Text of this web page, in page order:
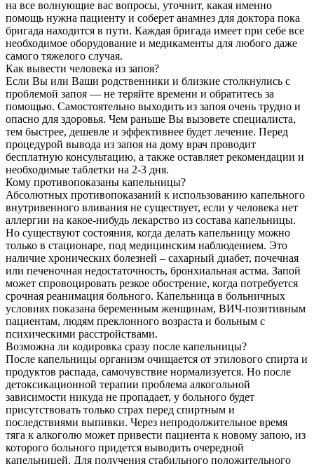
на все волнующие вас вопросы, уточнит, какая именно
помощь нужна пациенту и соберет анамнез для доктора пока
бригада находится в пути. Каждая бригада имеет при себе все
необходимое оборудование и медикаменты для любого даже
самого тяжелого случая.
Как вывести человека из запоя?
Если Вы или Ваши родственники и близкие столкнулись с
проблемой запоя — не теряйте времени и обратитесь за
помощью. Самостоятельно выходить из запоя очень трудно и
опасно для здоровья. Чем раньше Вы вызовете специалиста,
тем быстрее, дешевле и эффективнее будет лечение. Перед
процедурой вывода из запоя на дому врач проводит
бесплатную консультацию, а также оставляет рекомендации и
необходимые таблетки на 2-3 дня.
Кому противопоказаны капельницы?
Абсолютных противопоказаний к использованию капельного
внутривенного вливания не существует, если у человека нет
аллергии на какое-нибудь лекарство из состава капельницы.
Но существуют состояния, когда делать капельницу можно
только в стационаре, под медицинским наблюдением. Это
наличие хронических болезней – сахарный диабет, почечная
или печеночная недостаточность, бронхиальная астма. Запой
может спровоцировать резкое обострение, когда потребуется
срочная реанимация больного. Капельница в больничных
условиях показана беременным женщинам, ВИЧ-позитивным
пациентам, людям преклонного возраста и больным с
психическими расстройствами.
Возможна ли кодировка сразу после капельницы?
После капельницы организм очищается от этилового спирта и
продуктов распада, самочувствие нормализуется. Но после
детоксикационной терапии проблема алкогольной
зависимости никуда не пропадает, у больного будет
присутствовать только страх перед спиртным и
последствиями выпивки. Через непродолжительное время
тяга к алкоголю может привести пациента к новому запою, из
которого больного придется выводить очередной
капельницей. Для получения стабильного положительного